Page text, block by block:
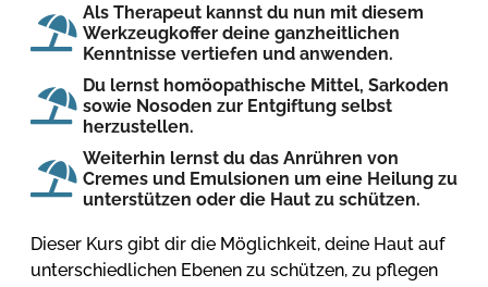
Als Therapeut kannst du nun mit diesem
Werkzeugkoffer deine ganzheitlichen
Kenntnisse vertiefen und anwenden.
Du lernst homöopathische Mittel, Sarkoden
sowie Nosoden zur Entgiftung selbst
herzustellen.
Weiterhin lernst du das Anrühren von
Cremes und Emulsionen um eine Heilung zu
unterstützen oder die Haut zu schützen.
Dieser Kurs gibt dir die Möglichkeit, deine Haut auf
unterschiedlichen Ebenen zu schützen, zu pflegen